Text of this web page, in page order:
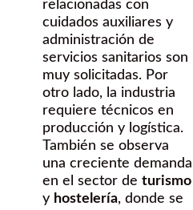
relacionadas con
cuidados auxiliares y
administración de
servicios sanitarios son
muy solicitadas. Por
otro lado, la industria
requiere técnicos en
producción y logística.
También se observa
una creciente demanda
en el sector de turismo
y hostelería, donde se